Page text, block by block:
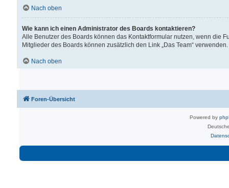
Nach oben
Wie kann ich einen Administrator des Boards kontaktieren?
Alle Benutzer des Boards können das Kontaktformular nutzen, wenn die
Mitglieder des Boards können zusätzlich den Link „Das Team“ verwenden.
Nach oben
Foren-Übersicht
Powered by